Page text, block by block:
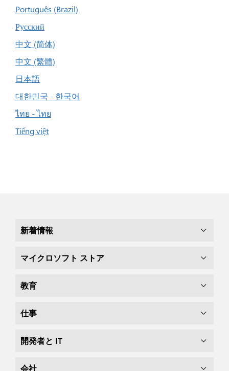
Português (Brazil)
Русский
中文 (简体)
中文 (繁體)
日本語
대한민국 - 한국어
ไทย - ไทย
Tiếng việt
新着情報
マイクロソフト ストア
教育
仕事
開発者と IT
会社